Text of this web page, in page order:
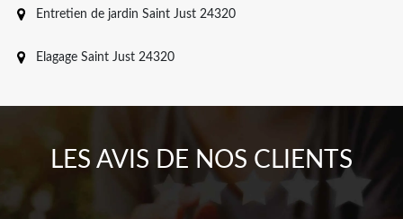
Entretien de jardin Saint Just 24320
Elagage Saint Just 24320
LES AVIS DE NOS CLIENTS